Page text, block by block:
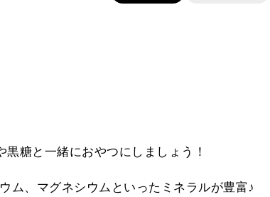
糖と一緒におやつにしましょう！
ム、マグネシウムといったミネラルが豊富♪